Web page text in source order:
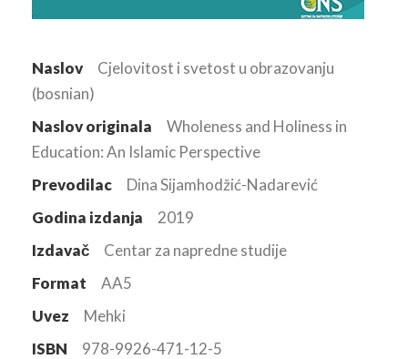
Naslov
Cjelovitost i svetost u obrazovanju
(bosnian)
Naslov originala
Wholeness and Holiness in
Education: An Islamic Perspective
Prevodilac
Dina Sijamhodžić-Nadarević
Godina izdanja
2019
Izdavač
Centar za napredne studije
Format
AA5
Uvez
Mehki
ISBN
978-9926-471-12-5